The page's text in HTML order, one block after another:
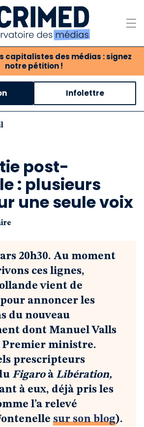
capitalistes des médias : signez
notre pétition !
Notre association
critique des médias
propositions
Boutique
Infolettre
post-
: plusieurs
une seule voix
20h30. Au moment
ces lignes,
vient de
annoncer les
du nouveau
dont Manuel Valls
Premier ministre.
prescripteurs
Figaroà Libération,
à eux, déjà pris les
l’a relevé
sur son blog).